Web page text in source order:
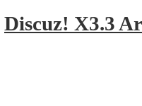
Discuz! X3.3